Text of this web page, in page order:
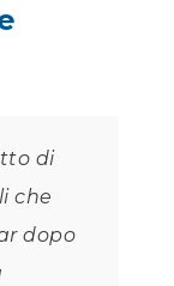
di
che
dopo